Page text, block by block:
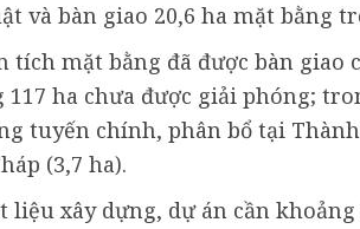
và bàn giao 20,6 ha mặt bằng
tích mặt bằng đã được bàn
117 ha chưa được giải phóng;
tuyến chính, phân bổ tại
(3,7 ha).
liệu xây dựng, dự án cần